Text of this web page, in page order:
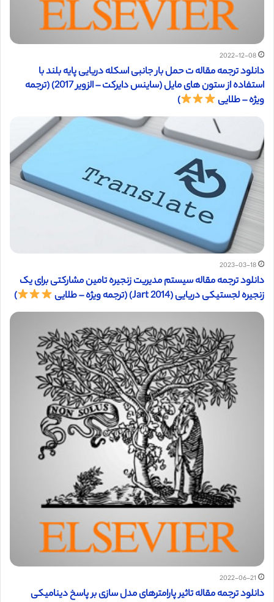
2022-12-08
دانلود ترجمه مقاله ت حمل بار جانبی اسکله دریایی پایه بلند با
استفاده از ستون های مایل (ساینس دایرکت – الزویر 2017) (ترجمه
ویژه – طلایی
)
2023-03-18
دانلود ترجمه مقاله سیستم مدیریت زنجیره تامین مشارکتی برای یک
زنجیره لجستیکی دریایی (Jart 2014) (ترجمه ویژه – طلایی
)
2022-06-21
دانلود ترجمه مقاله تاثیر پارامترهای مدل سازی بر پاسخ دینامیکی